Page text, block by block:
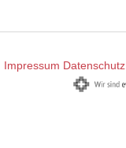
Impressum Datenschutz